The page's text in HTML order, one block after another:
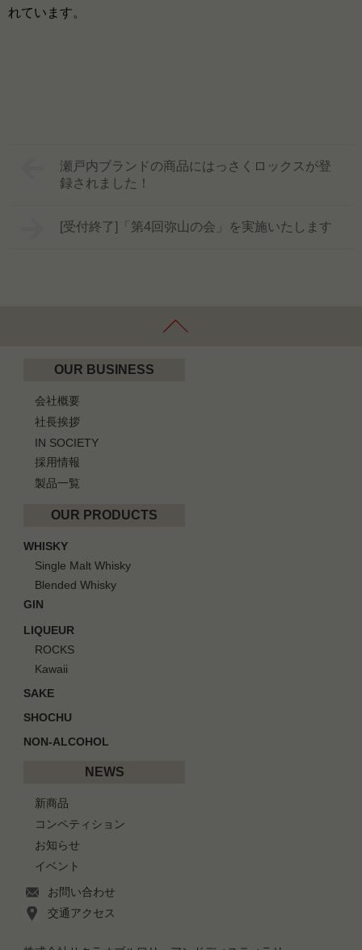
れています。
瀬戸内ブランドの商品にはっさくロックスが登
録されました！
[受付終了]「第4回弥山の会」を実施いたします
OUR BUSINESS
会社概要
社長挨拶
IN SOCIETY
採用情報
製品一覧
OUR PRODUCTS
WHISKY
Single Malt Whisky
Blended Whisky
GIN
LIQUEUR
ROCKS
Kawaii
SAKE
SHOCHU
NON-ALCOHOL
NEWS
新商品
コンペティション
お知らせ
イベント
お問い合わせ
交通アクセス